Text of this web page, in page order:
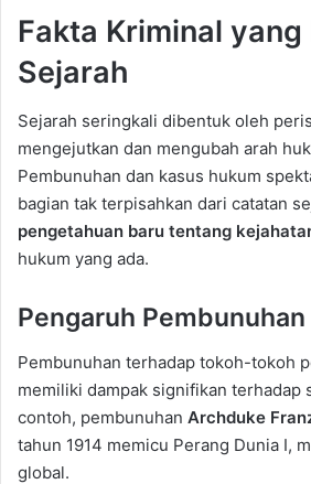
Fakta Kriminal
Sejarah
Sejarah seringkali dibentuk oleh
mengejutkan dan mengubah arah
Pembunuhan dan kasus hukum
bagian tak terpisahkan dari catatan
pengetahuan baru tentang
hukum yang ada.
Pengaruh
Pembunuhan terhadap tokoh-tokoh
memiliki dampak signifikan terhadap
contoh, pembunuhan Archduke
tahun 1914 memicu Perang Dunia I,
global.